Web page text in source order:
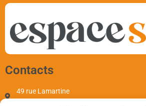
Contacts
49 rue Lamartine